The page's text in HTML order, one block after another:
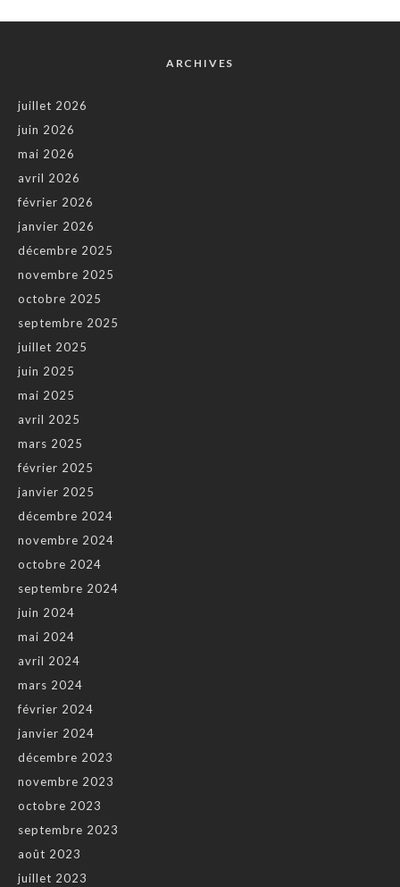
ARCHIVES
juillet 2026
juin 2026
mai 2026
avril 2026
février 2026
janvier 2026
décembre 2025
novembre 2025
octobre 2025
septembre 2025
juillet 2025
juin 2025
mai 2025
avril 2025
mars 2025
février 2025
janvier 2025
décembre 2024
novembre 2024
octobre 2024
septembre 2024
juin 2024
mai 2024
avril 2024
mars 2024
février 2024
janvier 2024
décembre 2023
novembre 2023
octobre 2023
septembre 2023
août 2023
juillet 2023